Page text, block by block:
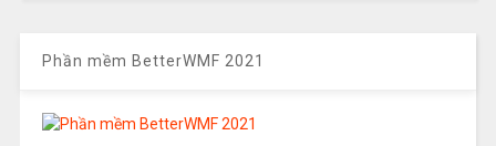
Phần mềm BetterWMF 2021